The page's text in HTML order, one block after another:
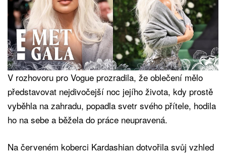
V rozhovoru pro Vogue prozradila, že oblečení mělo
představovat nejdivočejší noc jejího života, kdy prostě
vyběhla na zahradu, popadla svetr svého přítele, hodila
ho na sebe a běžela do práce neupravená.
Na červeném koberci Kardashian dotvořila svůj vzhled